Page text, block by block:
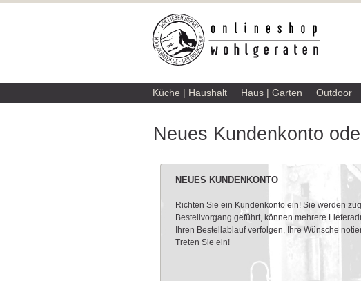
Küche | Haushalt Haus | Garten Outdoor
Neues Kundenkonto
NEUES KUNDENKONTO
Richten Sie ein Kundenkonto ein! Sie werden
Bestellvorgang geführt, können mehrere
Ihren Bestellablauf verfolgen, Ihre Wünsche
Treten Sie ein!